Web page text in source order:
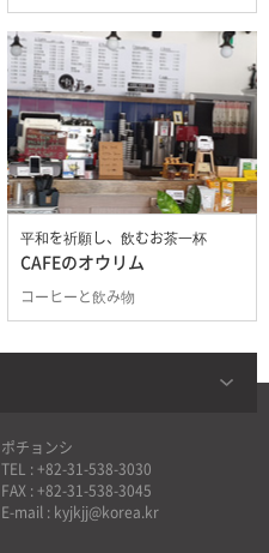
平和を祈願し、飲むお茶一杯
CAFEのオウリム
コーヒーと飲み物
ポチョンシ
TEL : +82-31-538-3030
FAX : +82-31-538-3045
E-mail : kyjkjj@korea.kr